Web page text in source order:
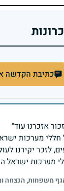
כתיבת הקדשה
מערכות
מערכות ישראל
משפחות, הנצחה